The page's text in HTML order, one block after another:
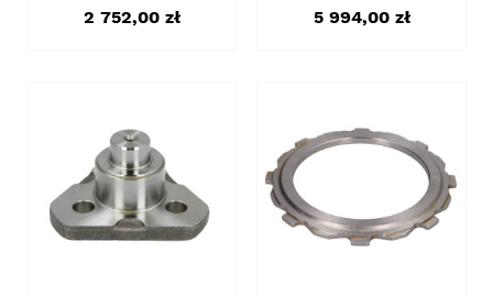
Cena
2 752,00 zł Cena
5 994,00 zł